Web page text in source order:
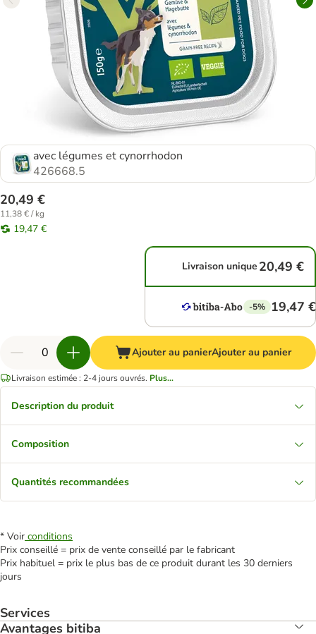
avec légumes et cynorrhodon
426668.5
20,49 €
11,38 € / kg
19,47 €
Livraison unique 20,49 €
-5% 19,47 €
Ajouter au panierAjouter au panier
Livraison estimée : 2-4 jours ouvrés. Plus...
Description du produit
Composition
Quantités recommandées
* Voir conditions
Prix conseillé = prix de vente conseillé par le fabricant
Prix habituel = prix le plus bas de ce produit durant les 30 derniers
jours
Services
Avantages bitiba